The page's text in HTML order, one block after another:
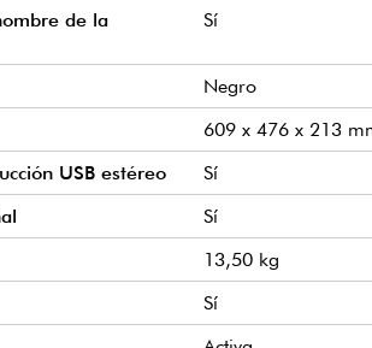
de la
Sí
Negro
609 x 476 x 213
USB estéreo
Sí
Sí
13,50 kg
Sí